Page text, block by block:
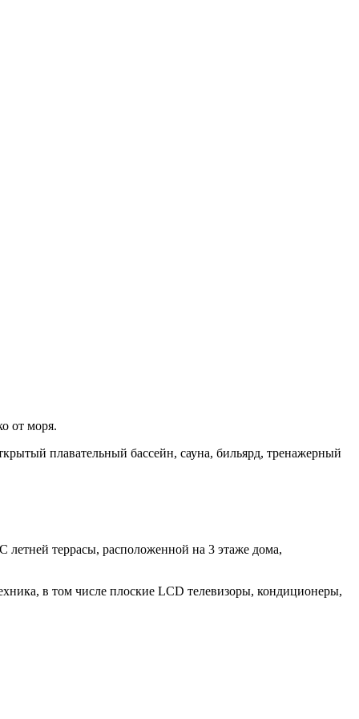
от моря.
плавательный бассейн, сауна, бильярд, тренажерный
летней террасы, расположенной на 3 этаже дома,
в том числе плоские LCD телевизоры, кондиционеры,